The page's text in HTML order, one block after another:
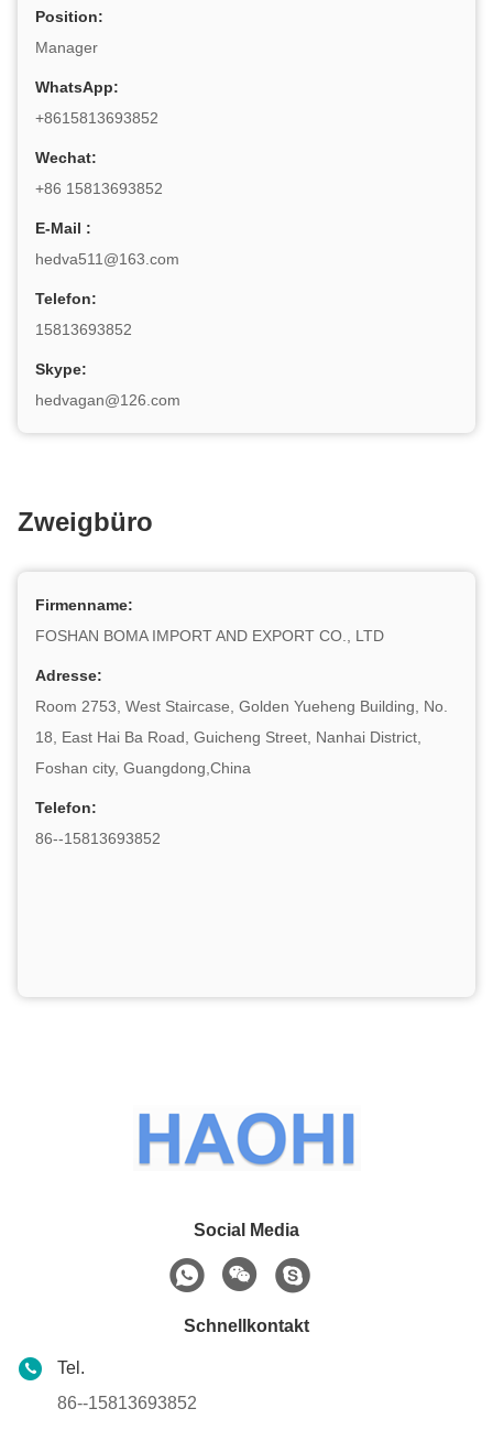
Position:
Manager
WhatsApp:
+8615813693852
Wechat:
+86 15813693852
E-Mail :
hedva511@163.com
Telefon:
15813693852
Skype:
hedvagan@126.com
Zweigbüro
Firmenname:
FOSHAN BOMA IMPORT AND EXPORT CO., LTD
Adresse:
Room 2753, West Staircase, Golden Yueheng Building, No.
18, East Hai Ba Road, Guicheng Street, Nanhai District,
Foshan city, Guangdong,China
Telefon:
86--15813693852
Social Media
Schnellkontakt
Tel.
86--15813693852